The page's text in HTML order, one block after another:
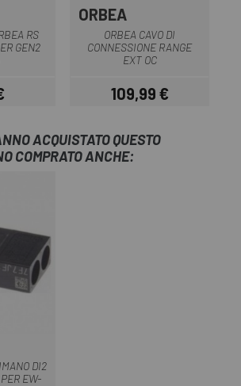
RS
GEN2
ORBEA
ORBEA CAVO DI
CONNESSIONE RANGE
EXT OC
Prezzo
109,99 €
ACQUISTATO QUESTO
COMPRATO ANCHE:
DI2
EW-